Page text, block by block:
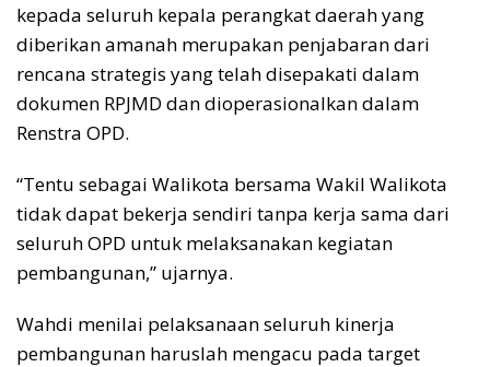
kepada seluruh kepala perangkat daerah yang
diberikan amanah merupakan penjabaran dari
rencana strategis yang telah disepakati dalam
dokumen RPJMD dan dioperasionalkan dalam
Renstra OPD.
“Tentu sebagai Walikota bersama Wakil Walikota
tidak dapat bekerja sendiri tanpa kerja sama dari
seluruh OPD untuk melaksanakan kegiatan
pembangunan,” ujarnya.
Wahdi menilai pelaksanaan seluruh kinerja
pembangunan haruslah mengacu pada target